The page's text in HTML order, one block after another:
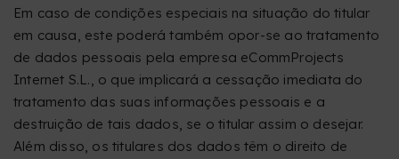
Em caso de condições especiais na situação do titular
em causa, este poderá também opor-se ao tratamento
de dados pessoais pela empresa eCommProjects
Internet S.L., o que implicará a cessação imediata do
tratamento das suas informações pessoais e a
destruição de tais dados, se o titular assim o desejar.
Além disso, os titulares dos dados têm o direito de